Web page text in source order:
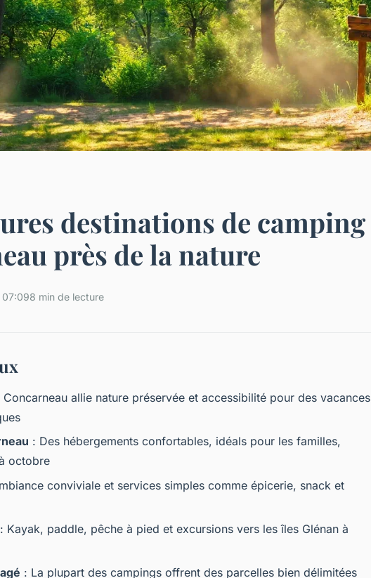
destinations de camping
près de la nature
8 min de lecture
Concarneau allie nature préservée et accessibilité pour des vacances
: Des hébergements confortables, idéals pour les familles,
octobre
conviviale et services simples comme épicerie, snack et
: Kayak, paddle, pêche à pied et excursions vers les îles Glénan à
: La plupart des campings offrent des parcelles bien délimitées